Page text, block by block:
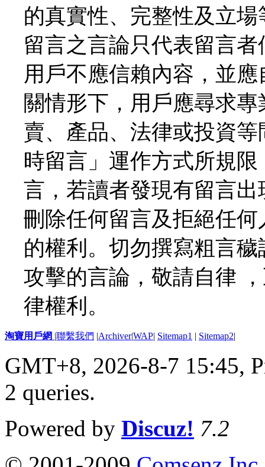
的真實性、完整性及立
留言之言論只代表留言
用戶不應信賴內容，並
關情形下，用戶應尋求
賣、產品、法律或投資
時留言」運作方式所規
言，若讀者發現有留言
刪除任何留言及拒絕任
的權利。切勿撰寫粗言
攻擊的言論，敬請自律
律權利。
淘寶用戶網 |聯繫我們 |Archiver|WAP| Sitemap1 | Sitemap2|
GMT+8, 2026-8-7 15:45,
2 queries.
Powered by Discuz! 7.2